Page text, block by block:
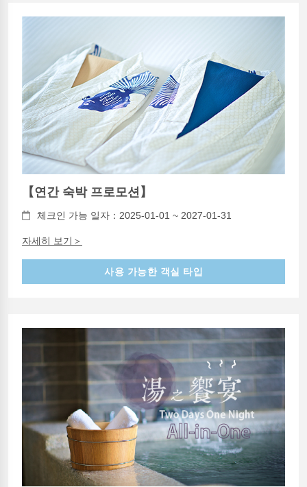
【연간 숙박 프로모션】
체크인 가능 일자：2025-01-01 ~ 2027-01-31
자세히 보기＞
사용 가능한 객실 타입